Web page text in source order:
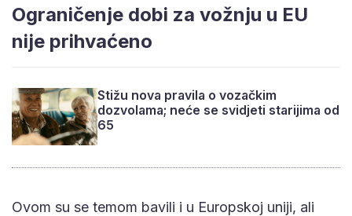
Ograničenje dobi za vožnju u EU
nije prihvaćeno
Stižu nova pravila o vozačkim
dozvolama; neće se svidjeti starijima od
65
Ovom su se temom bavili i u Europskoj uniji, ali